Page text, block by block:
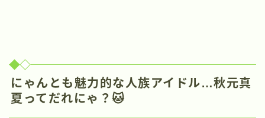
にゃんとも魅力的な人族アイドル…秋元真
夏ってだれにゃ？🐱